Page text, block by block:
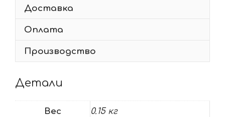
Доставка
Оплата
Производство
Детали
Вес 0.15 кг